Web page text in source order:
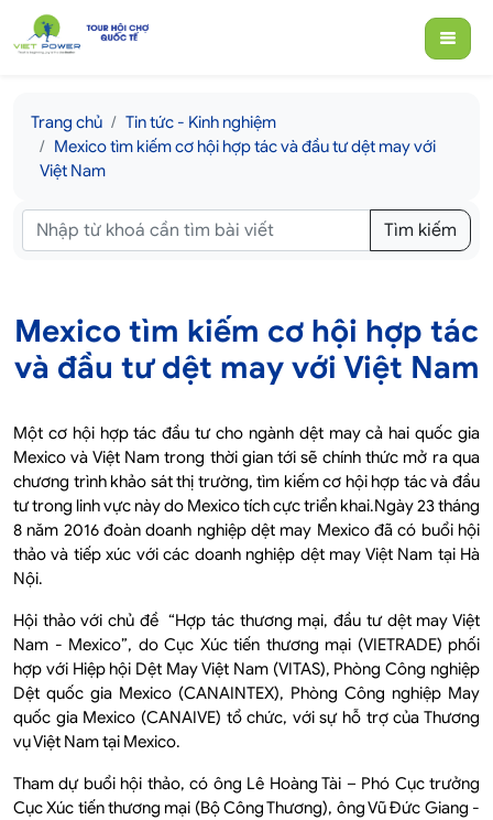
Trang chủ
Tin tức - Kinh nghiệm
Mexico tìm kiếm cơ hội hợp tác và đầu tư dệt may với
Việt Nam
Tìm kiếm
Mexico tìm kiếm cơ hội hợp tác
và đầu tư dệt may với Việt Nam
Một cơ hội hợp tác đầu tư cho ngành dệt may cả hai quốc gia
Mexico và Việt Nam trong thời gian tới sẽ chính thức mở ra qua
chương trình khảo sát thị trường, tìm kiếm cơ hội hợp tác và đầu
tưtrong linh vực này do Mexico tích cực triển khai.Ngày 23 tháng
8 năm 2016 đoàn doanh nghiệp dệt may Mexico đã có buổi hội
thảo và tiếp xúc với các doanh nghiệp dệt may Việt Nam tại Hà
Nội.
Hội thảo với chủ đề “Hợp tác thương mại, đầu tư dệt may Việt
Nam - Mexico”, do Cục Xúc tiến thương mại (VIETRADE) phối
hợp với Hiệp hội Dệt May Việt Nam (VITAS), Phòng Công nghiệp
Dệt quốc gia Mexico (CANAINTEX), Phòng Công nghiệp May
quốc gia Mexico (CANAIVE) tổ chức, với sự hỗ trợ của Thương
vụ Việt Nam tại Mexico.
Tham dự buổi hội thảo, có ông Lê Hoàng Tài – Phó Cục trưởng
Cục Xúc tiến thương mại (Bộ Công Thương), ông Vũ Đức Giang -